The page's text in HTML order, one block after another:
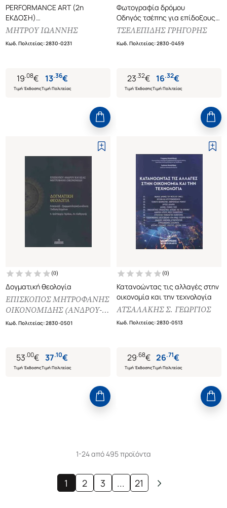
PERFORMANCE ART (2η
ΕΚΔΟΣΗ)
ΑΣΥΝΕΙΔΗΤΟ, ΣΩΜΑ,
ΜΗΤΡΟΥ ΙΩΑΝΝΗΣ
Κωδ. Πολιτείας:2830-0231
19.08€
Τιμή Έκδοσης
13.36€
Τιμή Πολιτείας
Φωτογραφία δρόμου
Οδηγός τσέπης για επίδοξους
συλλέκτες εικόνων
ΤΣΕΛΕΠΙΔΗΣ ΓΡΗΓΟΡΗΣ
Κωδ. Πολιτείας:2830-0459
23.32€
Τιμή Έκδοσης
16.32€
Τιμή Πολιτείας
(0)
Δογματική θεολογία
ΕΠΙΣΚΟΠΟΣ ΜΗΤΡΟΦΑΝΗΣ
ΟΙΚΟΝΟΜΙΔΗΣ (ΑΝΔΡΟΥ-
ΚΕΑΣ)
Κωδ. Πολιτείας:2830-0501
53.00€
Τιμή Έκδοσης
37.10€
Τιμή Πολιτείας
(0)
Κατανοώντας τις αλλαγές στην
οικονομία και την τεχνολογία
ΑΤΣΑΛΑΚΗΣ Σ. ΓΕΩΡΓΙΟΣ
Κωδ. Πολιτείας:2830-0513
29.68€
Τιμή Έκδοσης
26.71€
Τιμή Πολιτείας
1-24 από 495 προϊόντα
1 2 3 ... 21